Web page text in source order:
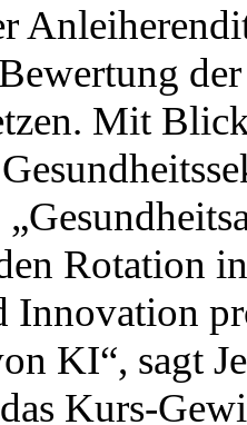
Mit
Rotation
Innovation
KI“, sagt
Kurs-